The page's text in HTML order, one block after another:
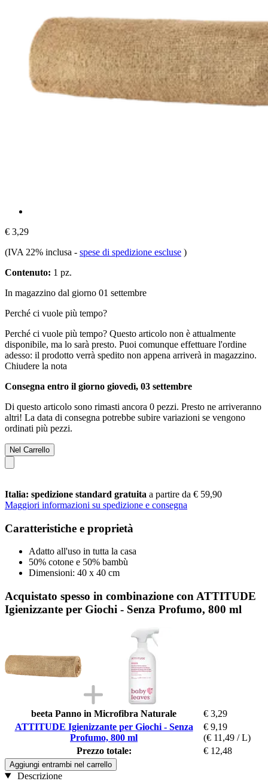
€ 3,29
(IVA 22% inclusa - spese di spedizione escluse )
Contenuto: 1 pz.
In magazzino dal giorno 01 settembre
Perché ci vuole più tempo?
Perché ci vuole più tempo? Questo articolo non è attualmente
disponibile, ma lo sarà presto. Puoi comunque effettuare l'ordine
adesso: il prodotto verrà spedito non appena arriverà in magazzino.
Chiudere la nota
Consegna entro il giorno giovedì, 03 settembre
Di questo articolo sono rimasti ancora 0 pezzi. Presto ne arriveranno
altri! La data di consegna potrebbe subire variazioni se vengono
ordinati più pezzi.
Nel Carrello
Italia: spedizione standard gratuita a partire da € 59,90
Maggiori informazioni su spedizione e consegna
Caratteristiche e proprietà
Adatto all'uso in tutta la casa
50% cotone e 50% bambù
Dimensioni: 40 x 40 cm
Acquistato spesso in combinazione con ATTITUDE
Igienizzante per Giochi - Senza Profumo, 800 ml
beeta Panno in Microfibra Naturale
€ 3,29
ATTITUDE Igienizzante per Giochi - Senza
Profumo, 800 ml
€ 9,19
(€ 11,49 / L)
Prezzo totale:
€ 12,48
Aggiungi entrambi nel carrello
Descrizione